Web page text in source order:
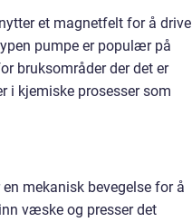
et magnetfelt for å drive
pumpe er populær på
bruksområder der det er
i kjemiske prosesser som
mekanisk bevegelse for å
væske og presser det